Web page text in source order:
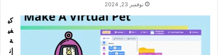
نوفمبر 23, 2024
كي
في
ة
إن